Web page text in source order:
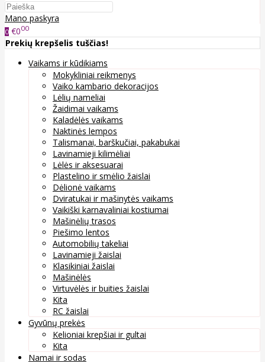
Mano paskyra
0 €000
Prekių krepšelis tuščias!
Vaikams ir kūdikiams
Mokykliniai reikmenys
Vaiko kambario dekoracijos
Lėlių nameliai
Žaidimai vaikams
Kaladėlės vaikams
Naktinės lempos
Talismanai, barškučiai, pakabukai
Lavinamieji kilimėliai
Lėlės ir aksesuarai
Plastelino ir smėlio žaislai
Dėlionė vaikams
Dviratukai ir mašinytės vaikams
Vaikiški karnavaliniai kostiumai
Mašinėlių trasos
Piešimo lentos
Automobilių takeliai
Lavinamieji žaislai
Klasikiniai žaislai
Mašinėlės
Virtuvėlės ir buities žaislai
Kita
RC žaislai
Gyvūnų prekės
Kelioniai krepšiai ir gultai
Kita
Namai ir sodas